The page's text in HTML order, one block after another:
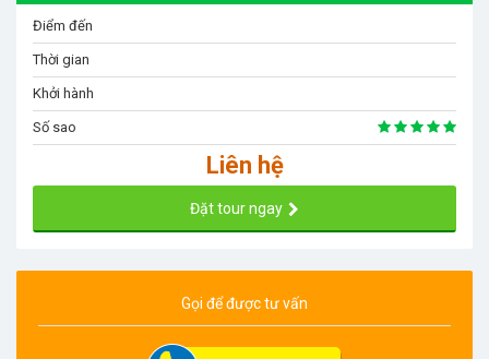
Điểm đến
Thời gian
Khởi hành
Số sao
Liên hệ
Đặt tour ngay
Gọi để được tư vấn